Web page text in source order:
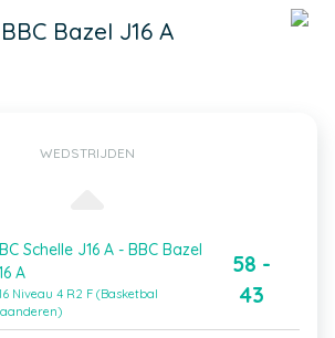
BBC Bazel J16 A
WEDSTRIJDEN
Schelle J16 A - BBC Bazel
A
Niveau 4 R2 F (Basketbal
58 -
43